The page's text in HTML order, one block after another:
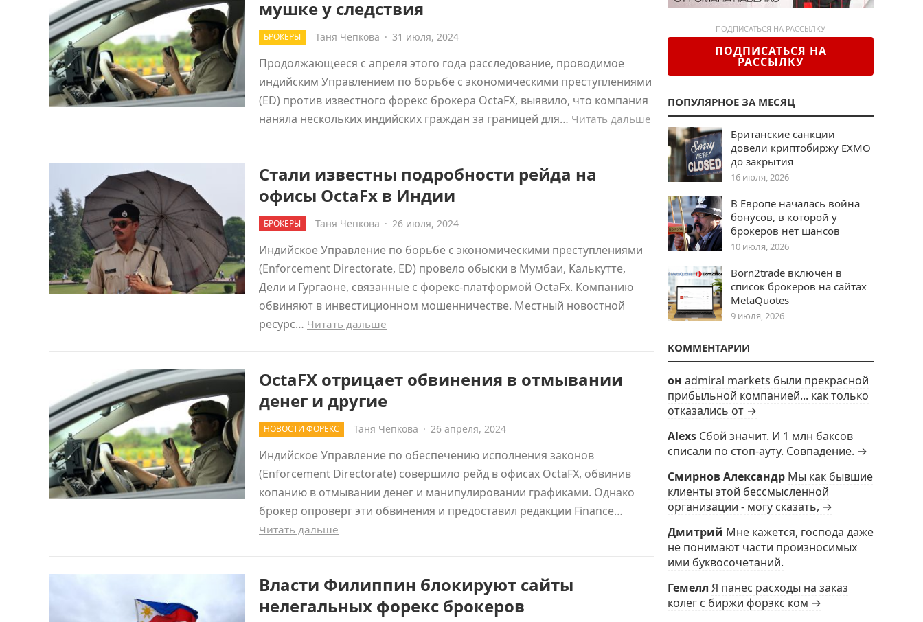
мушке у следствия
БРОКЕРЫ Таня Чепкова · 31 июля, 2024
Продолжающееся с апреля этого года расследование, проводимое
индийским Управлением по борьбе с экономическими преступлениями
(ED) против известного форекс брокера OctaFX, выявило, что компания
наняла нескольких индийских граждан за границей для… Читать дальше
Стали известны подробности рейда на
офисы OctaFx в Индии
БРОКЕРЫ Таня Чепкова · 26 июля, 2024
Индийское Управление по борьбе с экономическими преступлениями
(Enforcement Directorate, ED) провело обыски в Мумбаи, Калькутте,
Дели и Гургаоне, связанные с форекс-платформой OctaFx. Компанию
обвиняют в инвестиционном мошенничестве. Местный новостной
ресурс… Читать дальше
OctaFX отрицает обвинения в отмывании
денег и другие
НОВОСТИ ФОРЕКС Таня Чепкова · 26 апреля, 2024
Индийское Управление по обеспечению исполнения законов
(Enforcement Directorate) совершило рейд в офисах OctaFX, обвинив
копанию в отмывании денег и манипулировании графиками. Однако
брокер опроверг эти обвинения и предоставил редакции Finance…
Читать дальше
Власти Филиппин блокируют сайты
нелегальных форекс брокеров
ПОДПИСАТЬСЯ НА РАССЫЛКУ
ПОДПИСАТЬСЯ НА
РАССЫЛКУ
ПОПУЛЯРНОЕ ЗА МЕСЯЦ
Британские санкции
довели криптобиржу EXMO
до закрытия
16 июля, 2026
В Европе началась война
бонусов, в которой у
брокеров нет шансов
10 июля, 2026
Born2trade включен в
список брокеров на сайтах
MetaQuotes
9 июля, 2026
КОММЕНТАРИИ
он admiral markets были прекрасной
прибыльной компанией... как только
отказались от →
Alexs Сбой значит. И 1 млн баксов
списали по стоп-ауту. Совпадение. →
Смирнов Александр Мы как бывшие
клиенты этой бессмысленной
организации - могу сказать, →
Дмитрий Мне кажется, господа даже
не понимают части произносимых
ими буквосочетаний.
Гемелл Я панес расходы на заказ
колег с биржи форэкс ком →